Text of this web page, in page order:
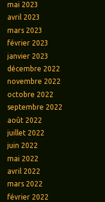
mai 2023
avril 2023
mars 2023
février 2023
janvier 2023
décembre 2022
novembre 2022
octobre 2022
septembre 2022
août 2022
juillet 2022
juin 2022
mai 2022
avril 2022
mars 2022
février 2022